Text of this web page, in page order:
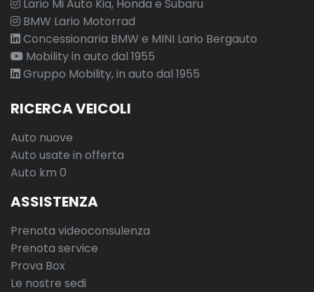
Lario Mi Auto Kia, Honda e Subaru
BMW Lario Motorrad
Concessionaria BMW e MINI Lario Bergauto
Mobility in auto dal 1955
Gruppo Mobility, in auto dal 1955
RICERCA VEICOLI
Auto nuove
Auto usate in offerta
Auto km 0
ASSISTENZA
Prenota videoconsulenza
Prenota service
Prova Box
Le nostre sedi